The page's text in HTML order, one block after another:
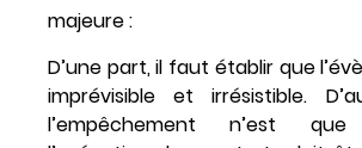
majeure :
D’une part, il faut établir que
imprévisible et irrésistible.
l’empêchement n’est que